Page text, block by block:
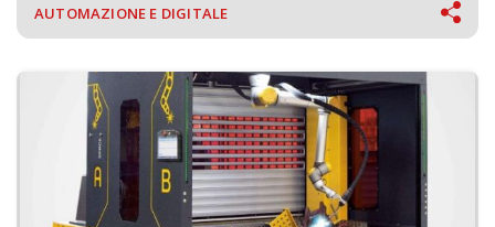
AUTOMAZIONE E DIGITALE